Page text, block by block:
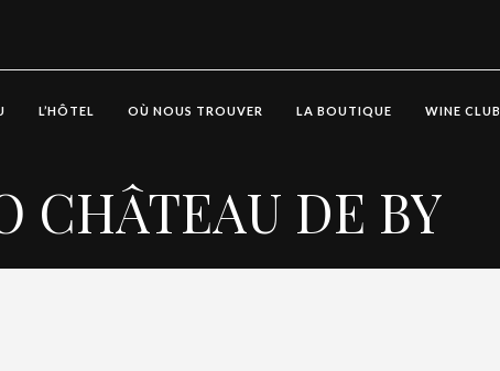
L’HÔTEL OÙ NOUS TROUVER LA BOUTIQUE WINE CLUB
CHÂTEAU DE BY